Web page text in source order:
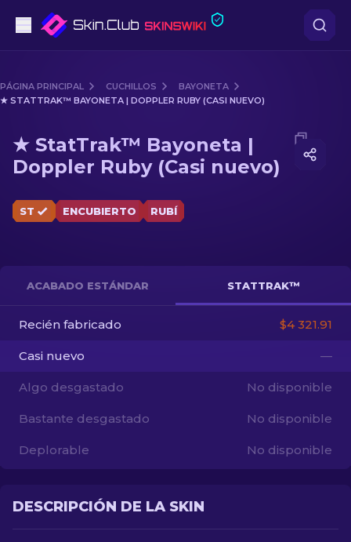
Gama media
Fusiles
Cuchillos
ES
PÁGINA PRINCIPAL CUCHILLOS
BAYONETA
★ STATTRAK™ BAYONETA | DOPPLER RUBY (CASI NUEVO)
Media of ★ StatTrak™ Bayoneta | Doppler Ruby (Casi
★ StatTrak™ Bayoneta |
Doppler Ruby (Casi nuevo)
ST ENCUBIERTO RUBÍ
ACABADO ESTÁNDAR STATTRAK™
Recién fabricado $4 321.91
Casi nuevo —
Algo desgastado No disponible
Bastante desgastado No disponible
Deplorable No disponible
DESCRIPCIÓN DE LA SKIN